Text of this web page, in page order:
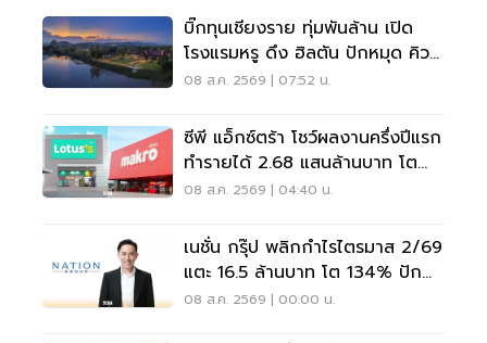
บิ๊กทุนเชียงราย ทุ่มพันล้าน เปิด
โรงแรมหรู ดึง ฮิลตัน ปักหมุด คิวริ
โอ แห่งแรกในภาคเหนือ
08 ส.ค. 2569 | 07:52 น.
ซีพี แอ็กซ์ตร้า โชว์ผลงานครึ่งปีแรก
ทำรายได้ 2.68 แสนล้านบาท โต
3.6%
08 ส.ค. 2569 | 04:40 น.
เนชั่น กรุ๊ป พลิกกำไรไตรมาส 2/69
แตะ 16.5 ล้านบาท โต 134% ปัก
หมุดสู่ ‘มีเดียเทค’
08 ส.ค. 2569 | 00:00 น.